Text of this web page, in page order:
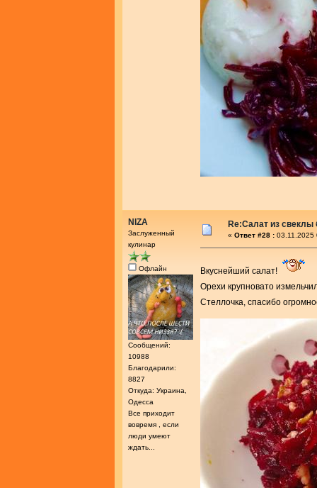
NIZA
Заслуженный
кулинар
Офлайн
Сообщений:
10988
Благодарили:
8827
Откуда: Украина,
Одесса
Все приходит
вовремя , если
люди умеют
ждать...
Re:Салат из свеклы
« Ответ #28 : 03.11.2025
Вкуснейший салат!
Орехи крупновато
Стеллочка, спасибо